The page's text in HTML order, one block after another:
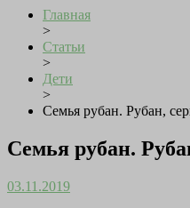
Главная
>
Статьи
>
Дети
>
Семья рубан. Рубан,
Семья рубан.
03.11.2019